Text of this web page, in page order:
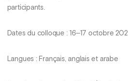
participants.
Dates du colloque : 16‒17 octobre 2021
Langues : Français, anglais et arabe